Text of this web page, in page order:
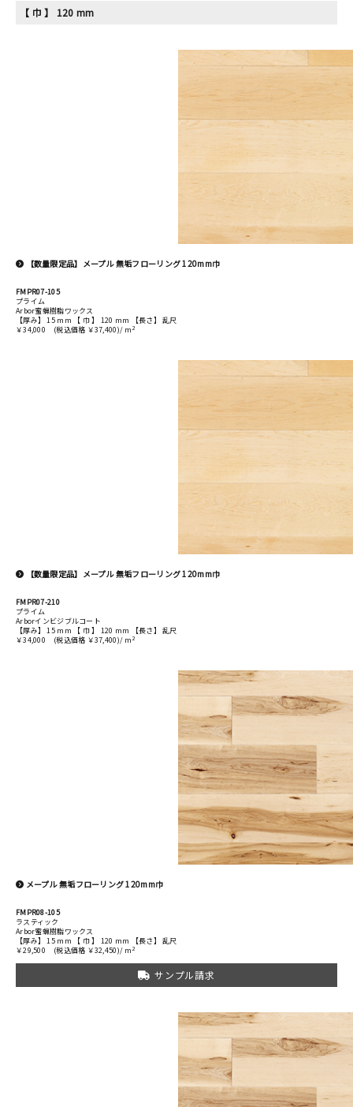
【 巾 】 120 mm
【数量限定品】メープル 無垢フローリング 120mm巾
FMPR07-105
プライム
Arbor蜜蝋樹脂ワックス
【厚み】 15 mm 【 巾 】 120 mm 【長さ】 乱尺
￥34,000
(税込価格 ￥37,400)/ m 2
【数量限定品】メープル 無垢フローリング 120mm巾
FMPR07-210
プライム
Arborインビジブルコート
【厚み】 15 mm 【 巾 】 120 mm 【長さ】 乱尺
￥34,000
(税込価格 ￥37,400)/ m 2
メープル 無垢フローリング 120mm巾
FMPR08-105
ラスティック
Arbor蜜蝋樹脂ワックス
【厚み】 15 mm 【 巾 】 120 mm 【長さ】 乱尺
￥29,500
(税込価格 ￥32,450)/ m 2
サンプル請求